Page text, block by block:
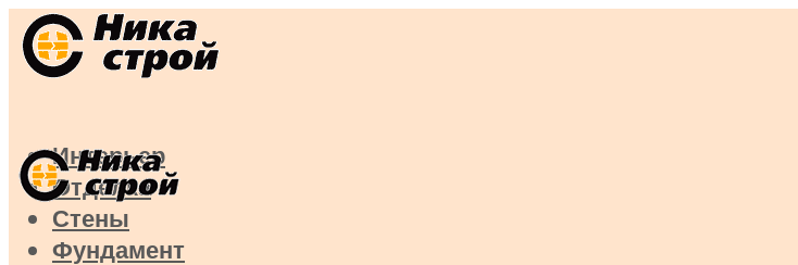
Интерьер
Отделка
Стены
Фундамент